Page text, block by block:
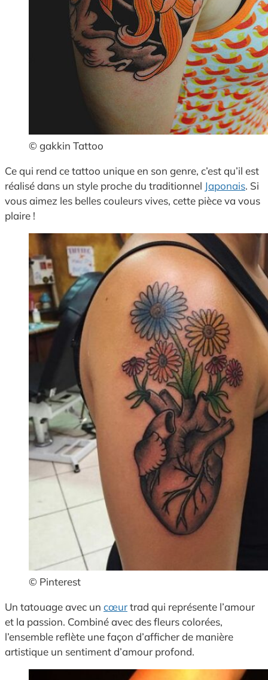
© gakkin Tattoo
Ce qui rend ce tattoo unique en son genre, c’est qu’il est
réalisé dans un style proche du traditionnel Japonais. Si
vous aimez les belles couleurs vives, cette pièce va vous
plaire !
© Pinterest
Un tatouage avec un cœurtrad qui représente l’amour
et la passion. Combiné avec des fleurs colorées,
l’ensemble reflète une façon d’afficher de manière
artistique un sentiment d’amour profond.